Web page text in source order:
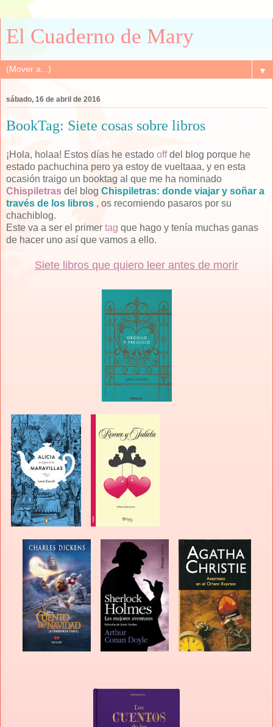
El Cuaderno de Mary
▼
sábado, 16 de abril de 2016
BookTag: Siete cosas sobre libros
¡Hola, holaa! Estos días he estado offdel blog porque he
estado pachuchina pero ya estoy de vueltaaa, y en esta
ocasión traigo un booktag al que me ha nominado
Chispiletras del blog Chispiletras: donde viajar y soñar a
través de los libros , os recomiendo pasaros por su
chachiblog.
Este va a ser el primer tag que hago y tenía muchas ganas
de hacer uno así que vamos a ello.
Siete libros que quiero leer antes de morir